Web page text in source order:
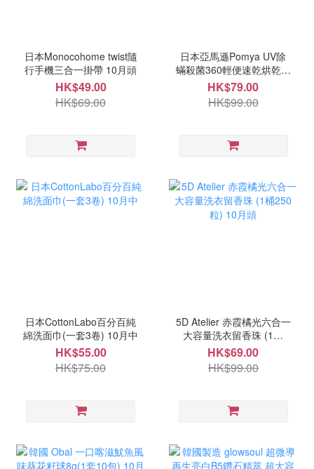
日本Monocohome twist隨
行手機三合一掛帶 10月頭
HK$49.00
HK$69.00
日本亞馬遜Pomya UV除
蟎殺菌360輕便速乾烘乾機
10月中
HK$79.00
HK$99.00
日本CottonLabo百分百純
綿洗面巾(一套3卷) 10月中
HK$55.00
HK$75.00
5D Atelier 赤霞橘光六合一
大容量洗衣留香珠 (1桶
250粒) 10月頭
HK$69.00
HK$99.00